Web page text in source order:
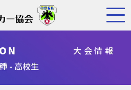
大会情報
- 高校生